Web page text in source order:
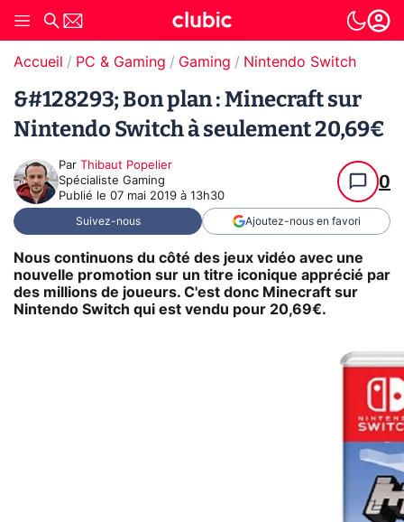
Accueil PC & Gaming Gaming Nintendo Switch
&#128293; Bon plan : Minecraft sur
Nintendo Switch à seulement 20,69€
Par Thibaut Popelier
Spécialiste Gaming
Publié le 07 mai 2019 à 13h30
0
Suivez-nous Ajoutez-nous en favori
Nous continuons du côté des jeux vidéo avec une
nouvelle promotion sur un titre iconique apprécié par
des millions de joueurs. C'est donc Minecraft sur
Nintendo Switch qui est vendu pour 20,69€.